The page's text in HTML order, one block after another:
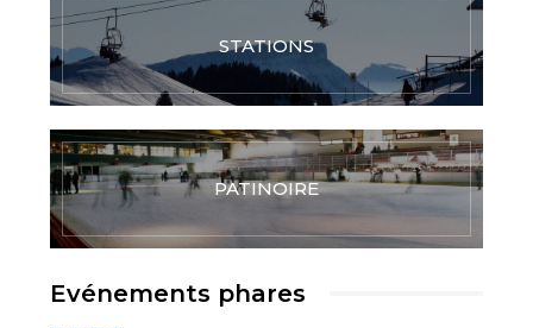
STATIONS
PATINOIRE
Evénements phares